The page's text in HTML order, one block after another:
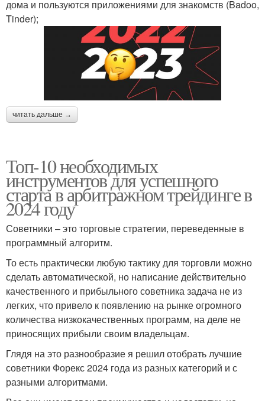
дома и пользуются приложениями для знакомств (Badoo,
Tinder);
читать дальше →
Топ-10 необходимых
инструментов для успешного
старта в арбитражном трейдинге в
2024 году
Советники – это торговые стратегии, переведенные в
программный алгоритм.
То есть практически любую тактику для торговли можно
сделать автоматической, но написание действительно
качественного и прибыльного советника задача не из
легких, что привело к появлению на рынке огромного
количества низкокачественных программ, на деле не
приносящих прибыли своим владельцам.
Глядя на это разнообразие я решил отобрать лучшие
советники Форекс 2024 года из разных категорий и с
разными алгоритмами.